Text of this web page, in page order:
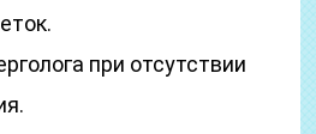
при отсутствии